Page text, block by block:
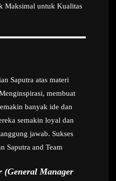
Maksimal untuk Kualitas
Saputra atas materi
membuat
banyak ide dan
semakin loyal dan
jawab. Sukses
Saputra and Team
(General Manager